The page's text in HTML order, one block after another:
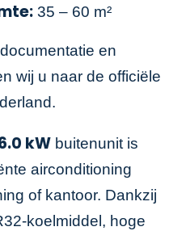
35 – 60 m²
en
wij u naar de officiële
.
kW buitenunit is
airconditioning
of kantoor. Dankzij
koelmiddel, hoge